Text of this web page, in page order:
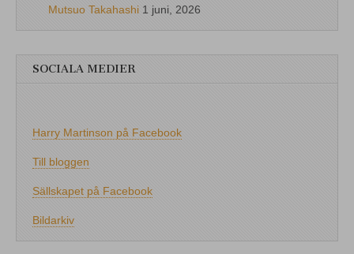
Mutsuo Takahashi 1 juni, 2026
SOCIALA MEDIER
Harry Martinson på Facebook
Till bloggen
Sällskapet på Facebook
Bildarkiv